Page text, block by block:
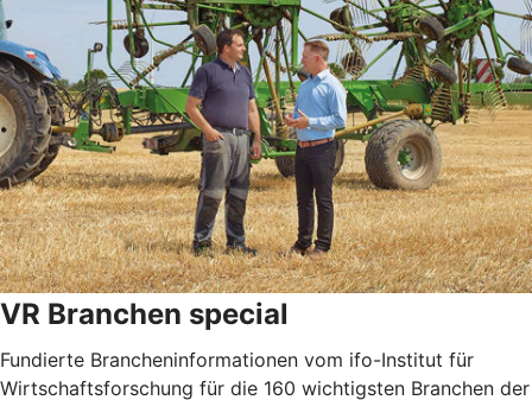
VR Branchen special
Fundierte Brancheninformationen vom ifo-Institut für
Wirtschaftsforschung für die 160 wichtigsten Branchen der